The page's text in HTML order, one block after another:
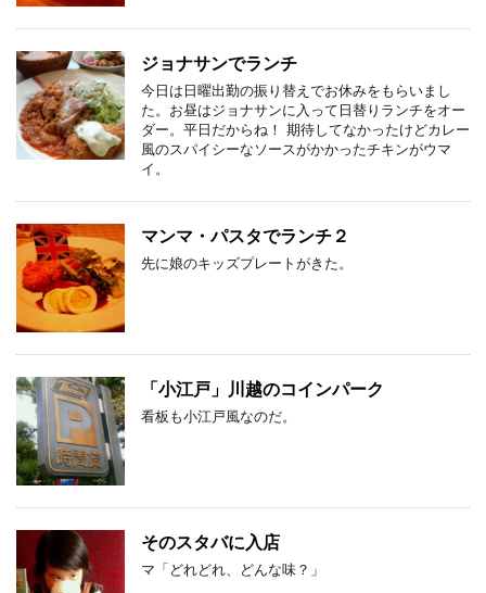
ジョナサンでランチ
今日は日曜出勤の振り替えでお休みをもらいまし
た。お昼はジョナサンに入って日替りランチをオー
ダー。平日だからね！ 期待してなかったけどカレー
風のスパイシーなソースがかかったチキンがウマ
イ。
マンマ・パスタでランチ２
先に娘のキッズプレートがきた。
「小江戸」川越のコインパーク
看板も小江戸風なのだ。
そのスタバに入店
マ「どれどれ、どんな味？」